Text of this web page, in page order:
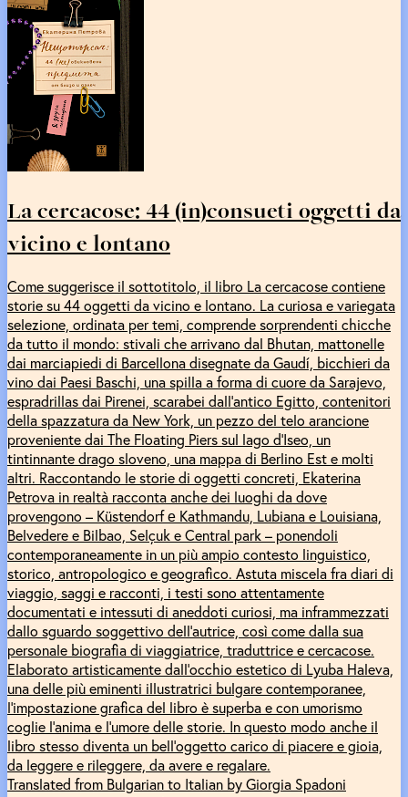
La cercacose: 44 (in)consueti oggetti da
vicino e lontano
Come suggerisce il sottotitolo, il libro La cercacose contiene
storie su 44 oggetti da vicino e lontano. La curiosa e variegata
selezione, ordinata per temi, comprende sorprendenti chicche
da tutto il mondo: stivali che arrivano dal Bhutan, mattonelle
dai marciapiedi di Barcellona disegnate da Gaudí, bicchieri da
vino dai Paesi Baschi, una spilla a forma di cuore da Sarajevo,
espradrillas dai Pirenei, scarabei dall’antico Egitto, contenitori
della spazzatura da New York, un pezzo del telo arancione
proveniente dai The Floating Piers sul lago d’Iseo, un
tintinnante drago sloveno, una mappa di Berlino Est e molti
altri. Raccontando le storie di oggetti concreti, Ekaterina
Petrova in realtà racconta anche dei luoghi da dove
provengono – Küstendorf е Kathmandu, Lubiana e Louisiana,
Belvedere e Bilbao, Selçuk e Central park – ponendoli
contemporaneamente in un più ampio contesto linguistico,
storico, antropologico e geografico. Astuta miscela fra diari di
viaggio, saggi e racconti, i testi sono attentamente
documentati e intessuti di aneddoti curiosi, ma inframmezzati
dallo sguardo soggettivo dell’autrice, così come dalla sua
personale biografia di viaggiatrice, traduttrice e cercacose.
Elaborato artisticamente dall’occhio estetico di Lyuba Haleva,
una delle più eminenti illustratrici bulgare contemporanee,
l’impostazione grafica del libro è superba e con umorismo
coglie l’anima e l’umore delle storie. In questo modo anche il
libro stesso diventa un bell’oggetto carico di piacere e gioia,
da leggere e rileggere, da avere e regalare.
Translated from Bulgarian to Italian by Giorgia Spadoni